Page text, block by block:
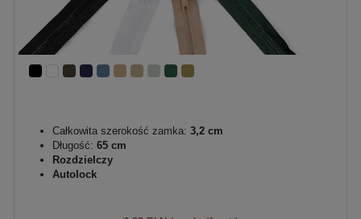
Całkowita szerokość zamka: 3,2 cm
Długość: 65 cm
Rozdzielczy
Autolock